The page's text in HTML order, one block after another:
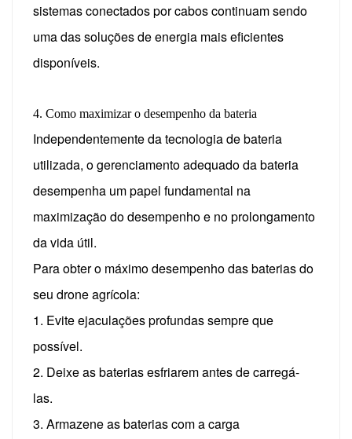
sistemas conectados por cabos continuam sendo
uma das soluções de energia mais eficientes
disponíveis.
4. Como maximizar o desempenho da bateria
Independentemente da tecnologia de bateria
utilizada, o gerenciamento adequado da bateria
desempenha um papel fundamental na
maximização do desempenho e no prolongamento
da vida útil.
Para obter o máximo desempenho das baterias do
seu drone agrícola:
1. Evite ejaculações profundas sempre que
possível.
2. Deixe as baterias esfriarem antes de carregá-
las.
3. Armazene as baterias com a carga